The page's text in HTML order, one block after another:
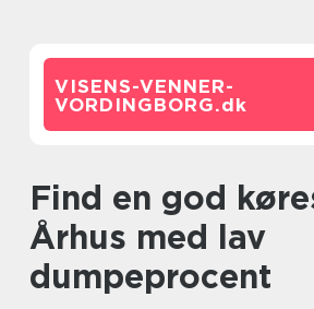
VISENS-VENNER-
VORDINGBORG.dk
Find en god køreskole i
Århus med lav
dumpeprocent